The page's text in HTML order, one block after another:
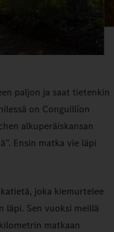
paljon ja saat tietenkin
on Conguillíon
alkuperäiskansan
Ensin matka vie läpi
joka kiemurtelee
läpi. Sen vuoksi meillä
matkaan